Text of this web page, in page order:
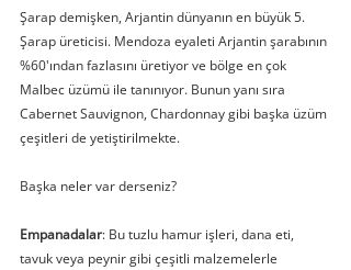
Şarap demişken, Arjantin dünyanın en büyük 5.
Şarap üreticisi. Mendoza eyaleti Arjantin şarabının
%60'ından fazlasını üretiyor ve bölge en çok
Malbec üzümü ile tanınıyor. Bunun yanı sıra
Cabernet Sauvignon, Chardonnay gibi başka üzüm
çeşitleri de yetiştirilmekte.
Başka neler var derseniz?
Empanadalar: Bu tuzlu hamur işleri, dana eti,
tavuk veya peynir gibi çeşitli malzemelerle